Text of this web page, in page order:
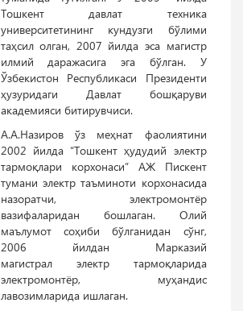
Тошкент давлат техника
университетининг кундузги бўлими
таҳсил олган, 2007 йилда эса магистр
илмий даражасига эга бўлган. У
Ўзбекистон Республикаси Президенти
ҳузуридаги Давлат бошқаруви
академияси битирувчиси.
A.A.Назиров ўз меҳнат фаолиятини
2002 йилда “Тошкент ҳудудий электр
тармоқлари корхонаси” АЖ Пискент
тумани электр таъминоти корхонасида
назоратчи, электромонтёр
вазифаларидан бошлаган. Олий
маълумот соҳиби бўлганидан сўнг,
2006 йилдан Марказий
магистрал электр тармоқларида
электромонтёр, муҳандис
лавозимларида ишлаган.